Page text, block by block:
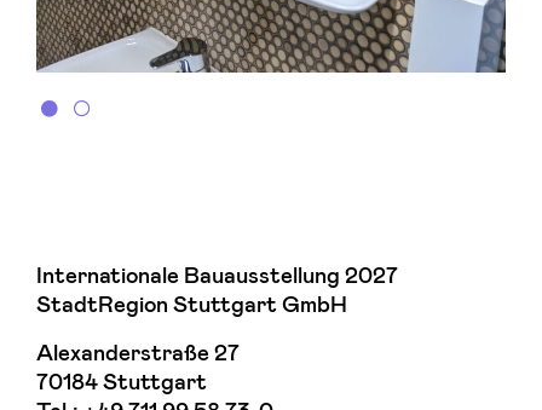
Internationale Bauausstellung 2027
StadtRegion Stuttgart GmbH
Alexanderstraße 27
70184 Stuttgart